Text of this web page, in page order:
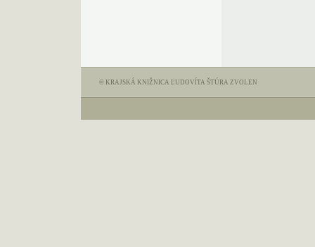
© KRAJSKÁ KNIŽNICA ĽUDOVÍTA ŠTÚRA ZVOLEN